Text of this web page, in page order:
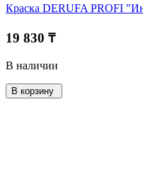
Краска DERUFA PROFI
19 830 ₸
В наличии
В корзину